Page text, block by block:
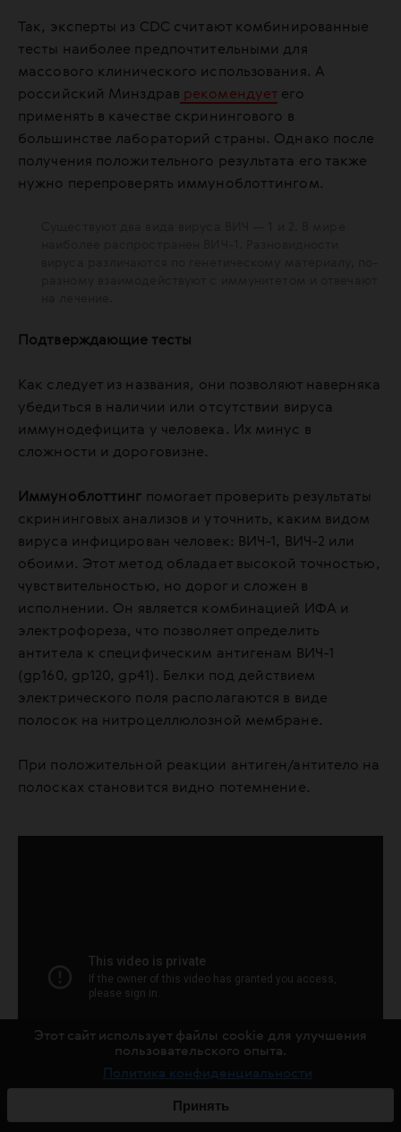
Так, эксперты из CDC считают комбинированные
тесты наиболее предпочтительными для
массового клинического использования. А
российский Минздрав рекомендует его
применять в качестве скринингового в
большинстве лабораторий страны. Однако после
получения положительного результата его также
нужно перепроверять иммуноблоттингом.
Подтверждающие тесты
Как следует из названия, они позволяют наверняка
убедиться в наличии или отсутствии вируса
иммунодефицита у человека. Их минус в
сложности и дороговизне.
Иммуноблоттинг помогает проверить результаты
скрининговых анализов и уточнить, каким видом
вируса инфицирован человек: ВИЧ-1, ВИЧ-2 или
обоими. Этот метод обладает высокой точностью,
чувствительностью, но дорог и сложен в
исполнении. Он является комбинацией ИФА и
электрофореза, что позволяет определить
антитела к специфическим антигенам ВИЧ-1
(gp160, gp120, gp41). Белки под действием
электрического поля располагаются в виде
полосок на нитроцеллюлозной мембране.
При положительной реакции антиген/антитело на
полосках становится видно потемнение.
Этот сайт использует файлы cookie для улучшения
пользовательского опыта.
Политика конфиденциальности
Принять